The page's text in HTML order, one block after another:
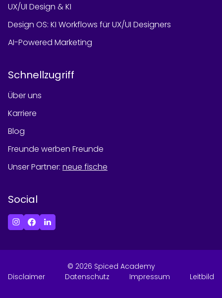
UX/UI Design & KI
Design OS: KI Workflows für UX/UI Designers
AI-Powered Marketing
Schnellzugriff
Über uns
Karriere
Blog
Freunde werben Freunde
Unser Partner: neue fische
Social
© 2026 Spiced Academy
Disclaimer
Datenschutz Impressum Leitbild